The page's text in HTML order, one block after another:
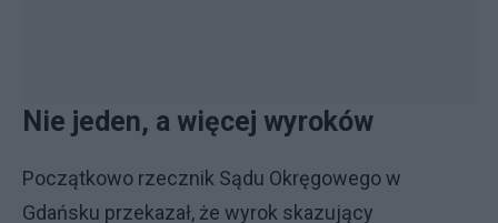
Nie jeden, a więcej wyroków
Początkowo rzecznik Sądu Okręgowego w
Gdańsku przekazał, że wyrok skazujący